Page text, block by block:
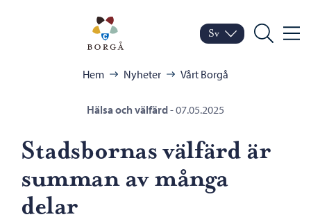
Porvoo – Gå till
Byt språk
Nuvarande språk:
Sv
Sök Meny
Hem Nyheter Vårt Borgå
Hälsa och välfärd-07.05.2025
Stadsbornas välfärd är
summan av många
delar